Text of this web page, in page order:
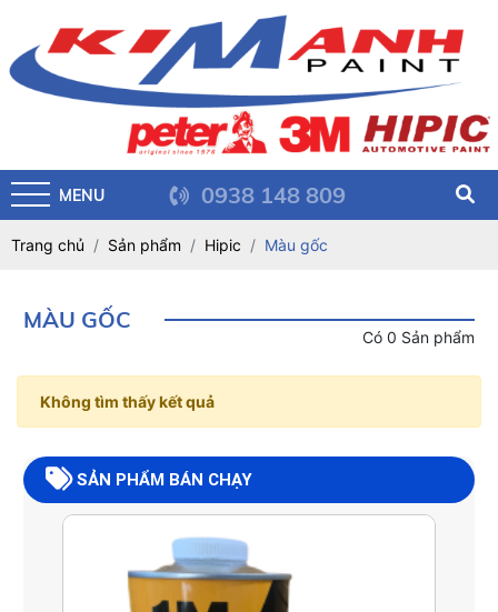
MENU 0938 148 809
Trang chủ Sản phẩm Hipic Màu gốc
SẢN PHẨM BÁN CHẠY
MÀU GỐC
Có 0 Sản phẩm
Không tìm thấy kết quả